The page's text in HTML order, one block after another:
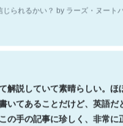
じられるかい？ by ラーズ・ヌートバ
解説していて素晴らしい。ほ
いてあることだけど、英語だ
の手の記事に珍しく、非常に